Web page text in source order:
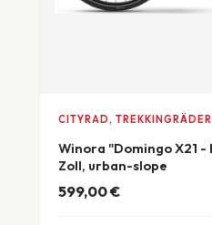
CITYRAD, TREKKINGRÄDER
Winora "Domingo X21
Zoll, urban-slope
599,00€